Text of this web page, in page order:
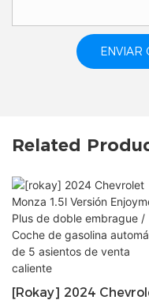
ENVIAR
Related
[rokay] 2024